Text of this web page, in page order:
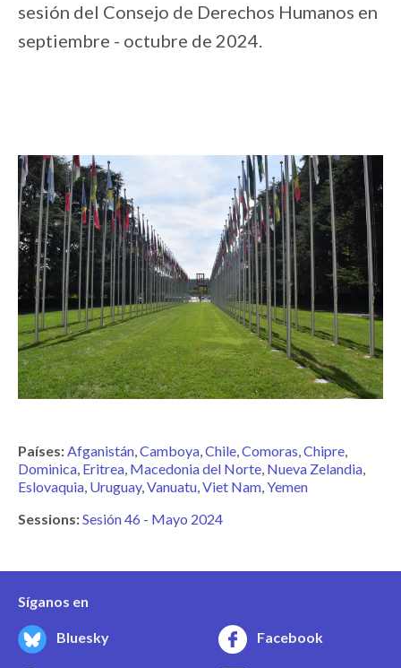
sesión del Consejo de Derechos Humanos en
septiembre - octubre de 2024.
Países:Afganistán Camboya Chile Comoras Chipre
Dominica Eritrea Macedonia del Norte Nueva Zelandia
Eslovaquia Uruguay Vanuatu Viet Nam Yemen
Sessions:Sesión 46 - Mayo 2024
Síganos en
Bluesky Facebook